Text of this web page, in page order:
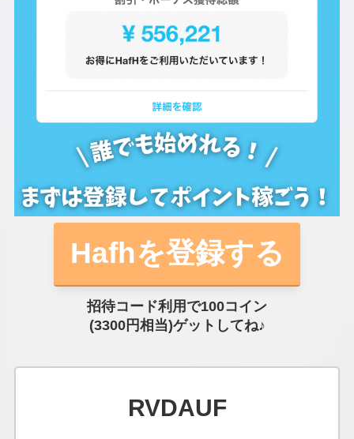
Hafhを登録する
招待コード利用で100コイン
(3300円相当)ゲットしてね♪
RVDAUF